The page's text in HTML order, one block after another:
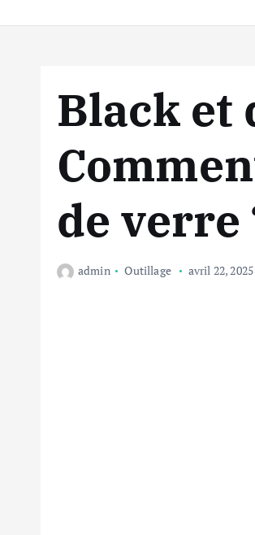
Black et
de verre
admin Outillage avril 22, 2025